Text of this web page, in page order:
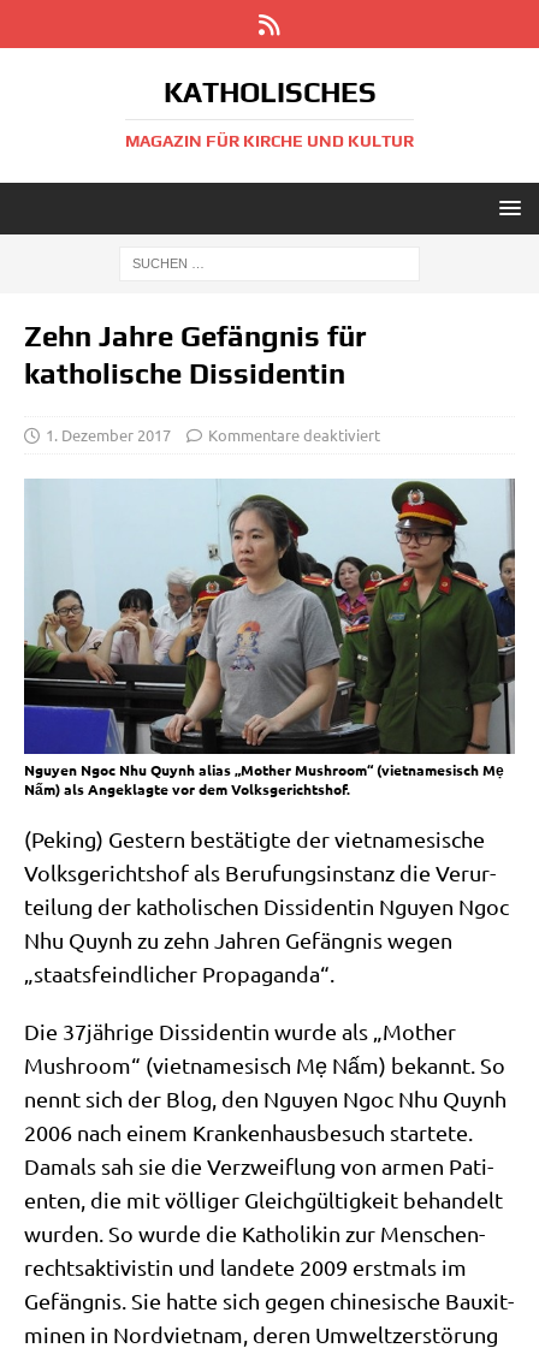
KATHOLISCHES
MAGAZIN FÜR KIRCHE UND KULTUR
Zehn Jahre Gefängnis für
katholische Dissidentin
1. Dezember 2017 Kommentare deaktiviert
Nguyen Ngoc Nhu Quynh alias „Mother Mushroom“ (vietnamesisch Mẹ
Nấm) als Angeklagte vor dem Volksgerichtshof.
(Peking) Gestern bestä­tig­te der viet­na­me­si­sche
Volks­ge­richts­hof als Beru­fungs­in­stanz die Ver­ur­
tei­lung der katho­li­schen Dis­si­den­tin Nguy­en Ngoc
Nhu Quynh zu zehn Jah­ren Gefäng­nis wegen
„staats­feind­li­cher Propaganda“.
Die 37jährige Dis­si­den­tin wur­de als „Mother
Mush­room“ (viet­na­me­sisch Mẹ Nấm) bekannt. So
nennt sich der Blog, den Nguy­en Ngoc Nhu Quynh
2006 nach einem Kran­ken­haus­be­such star­te­te.
Damals sah sie die Ver­zweif­lung von armen Pati­
en­ten, die mit völ­li­ger Gleich­gül­tig­keit behan­delt
wur­den. So wur­de die Katho­li­kin zur Men­schen­
rechts­ak­ti­vi­stin und lan­de­te 2009 erst­mals im
Gefäng­nis. Sie hat­te sich gegen chi­ne­si­sche Bau­xit­
mi­nen in Nord­viet­nam, deren Umwelt­zer­stö­rung